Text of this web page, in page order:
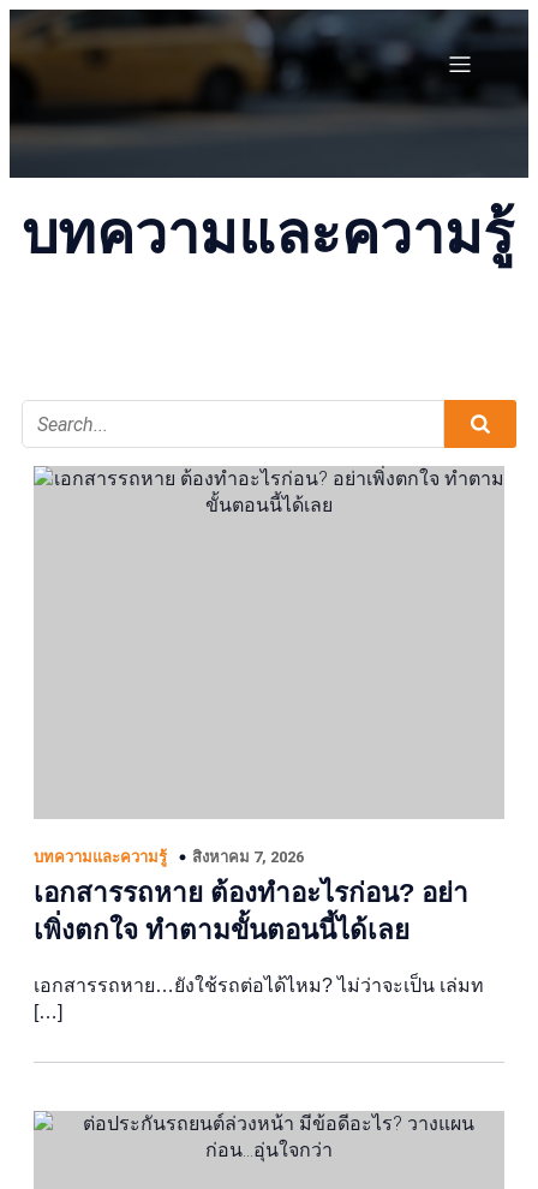
บทความและความรู้
บทความและความรู้ สิงหาคม 7, 2026
เอกสารรถหาย ต้องทำอะไรก่อน? อย่า
เพิ่งตกใจ ทำตามขั้นตอนนี้ได้เลย
เอกสารรถหาย…ยังใช้รถต่อได้ไหม? ไม่ว่าจะเป็น เล่มท
[…]